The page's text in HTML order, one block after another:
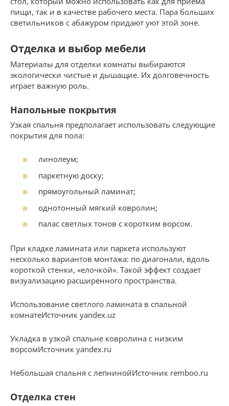
пищи, так и в качестве рабочего места. Пара больших
светильников с абажуром придают уют этой зоне.
Отделка и выбор мебели
Материалы для отделки комнаты выбираются
экологически чистые и дышащие. Их долговечность
играет важную роль.
Напольные покрытия
Узкая спальня предполагает использовать следующие
покрытия для пола:
линолеум;
паркетную доску;
прямоугольный ламинат;
однотонный мягкий ковролин;
палас светлых тонов с коротким ворсом.
При кладке ламината или паркета используют
несколько вариантов монтажа: по диагонали, вдоль
короткой стенки, «елочкой». Такой эффект создает
визуализацию расширенного пространства.
Использование светлого ламината в спальной
комнатеИсточник yandex.uz
Укладка в узкой спальне ковролина с низким
ворсомИсточник yandex.ru
Небольшая спальня с лепнинойИсточник remboo.ru
Отделка стен